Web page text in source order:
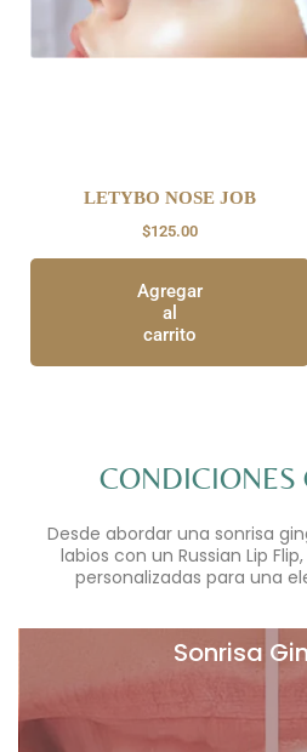
LETYBO NOSE JOB
$125.00
Agregar
al
carrito
CONDICIONES
Desde abordar una sonrisa
labios con un Russian Lip
personalizadas para una
Sonrisa